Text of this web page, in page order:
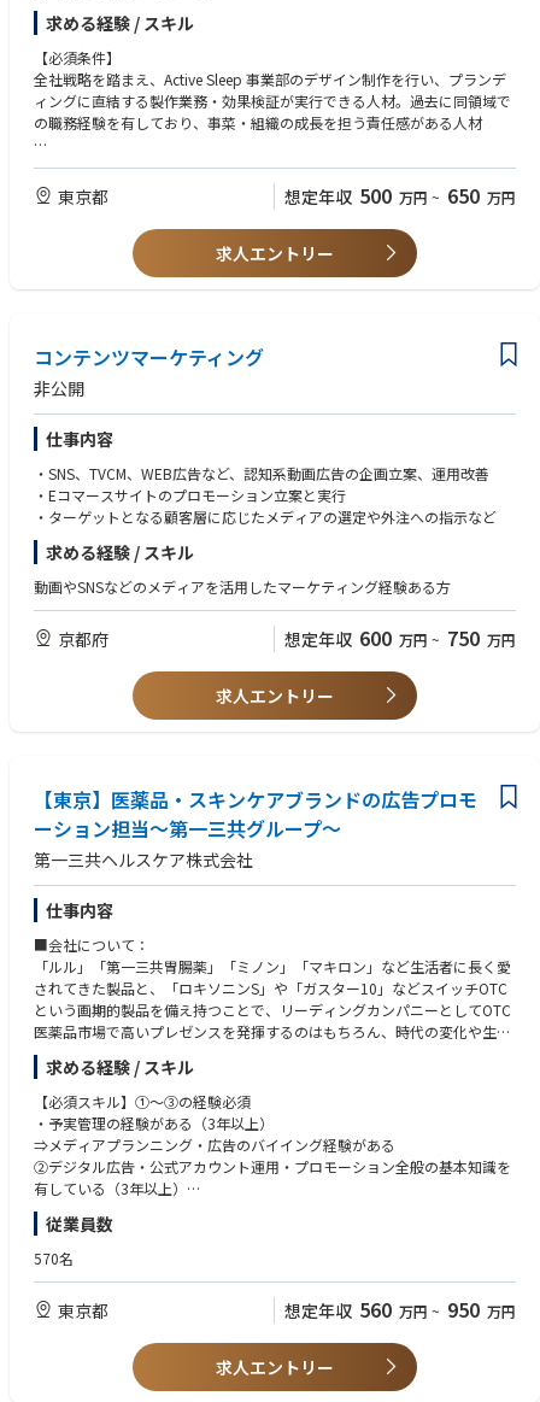
【業務概要：変更の範囲 会社の定める業務】
ベッド・マットレス・枕等製品といったコンシューマー向け製品の担当と
して、プランド価値向上に向けた、WEB・バナー・LP等のクリエイティブ
製作と効果検証を担当いただきます。
（1）残業時間は基本的に短く、会社として20:00までの退社としておりま
す
（2）所定労働時間7時間20分・年間休日129日です。短い時間で生産性を
発揮することに重きを置いております。
（3）誕生日休暇等のユニークな制度も導入しており、歴史ある企業では
求める経験 / スキル
【必須条件】
全社戦略を踏まえ、Active Sleep 事業部のデザイン制作を行い、プランデ
ィングに直結する製作業務・効果検証が実行できる人材。過去に同領域で
の職務経験を有しており、事菜・組織の成長を担う責任感がある人材
【歓迎】
クリエイティブ制作に加え、アクセス分析～効果改善までの経験
東京都 想定年収 500 万円 ~ 650 万円
求人エントリー
コンテンツマーケティング
非公開
仕事内容
・SNS、TVCM、WEB広告など、認知系動画広告の企画立案、運用改善
・Eコマースサイトのプロモーション立案と実行
・ターゲットとなる顧客層に応じたメディアの選定や外注への指示など
求める経験 / スキル
動画やSNSなどのメディアを活用したマーケティング経験ある方
京都府 想定年収 600 万円 ~ 750 万円
求人エントリー
【東京】医薬品・スキンケアブランドの広告プロモ
ーション担当～第一三共グループ～
第一三共ヘルスケア株式会社
仕事内容
■会社について：
「ルル」「第一三共胃腸薬」「ミノン」「マキロン」など生活者に長く愛
されてきた製品と、「ロキソニンS」や「ガスター10」などスイッチOTC
という画期的製品を備え持つことで、リーディングカンパニーとしてOTC
医薬品市場で高いプレゼンスを発揮するのはもちろん、時代の変化や生活
者のニーズを的確に捉え、「領域」「エリア」「チャネル」において新た
な機会に挑戦し持続的な成長に繋げていきます。
私たち第一三共ヘルスケア株式会社は、ニーズに対し、製薬会社オリジン
の製品開発力とマーケティング力を活かし、スイッチOTCをはじめとした
OTC医薬品や、スキンケア・オーラルケア・食品等の製品を通じて、より
健康で美しくありたい人々のQOL（クオリティ・オブ・ライフ）の向上に
貢献してまいります。
・当社スキンケアブランド等の認知率や生活者の興味関心、購買動機を醸
成するために、様々な広告媒体を活用しながら、プロモーション企画の立
案・実行を行っていただく業務です。
【業務内容】
＜出稿する広告媒体（デジタルプロモーション・TVCM・雑誌など）の
求める経験 / スキル
【必須スキル】①～③の経験必須
・予実管理の経験がある（3年以上）
⇒メディアプランニング・広告のバイイング経験がある
②デジタル広告・公式アカウント運用・プロモーション全般の基本知識を
有している（3年以上）
⇒デジタル広告の分類・ターゲティングの種類・課金体系が分かる
③クリエイティブ制作(動画・バナー・広告文等）の経験がある
【歓迎スキル】
従業員数
570名
東京都 想定年収 560 万円 ~ 950 万円
求人エントリー